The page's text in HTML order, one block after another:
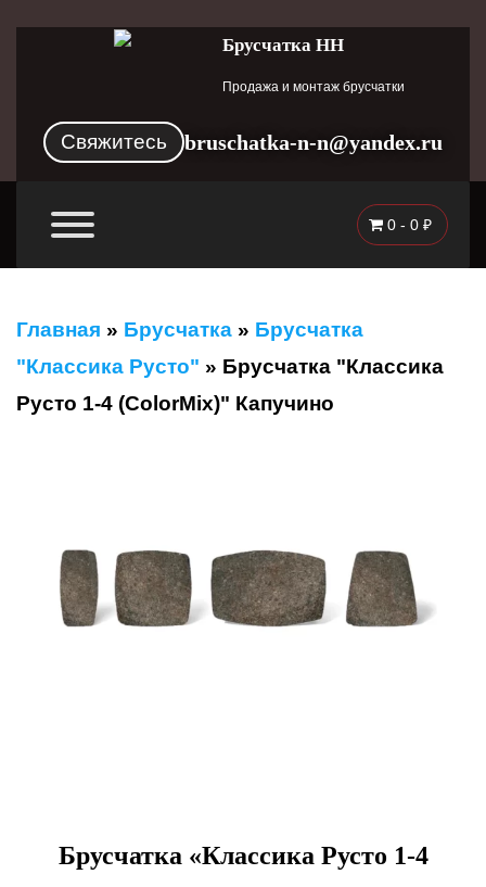
Брусчатка НН
Продажа и монтаж брусчатки
Свяжитесь bruschatka-n-n@yandex.ru
0 - 0 ₽
Главная » Брусчатка » Брусчатка
"Классика Русто" » Брусчатка "Классика
Русто 1-4 (ColorMix)" Капучино
Брусчатка «Классика Русто 1-4